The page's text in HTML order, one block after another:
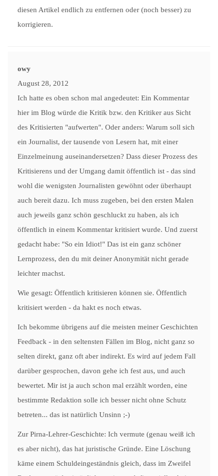
diesen Artikel endlich zu entfernen oder (noch besser) zu
korrigieren.
owy
August 28, 2012
Ich hatte es oben schon mal angedeutet: Ein Kommentar
hier im Blog würde die Kritik bzw. den Kritiker aus Sicht
des Kritisierten "aufwerten". Oder anders: Warum soll sich
ein Journalist, der tausende von Lesern hat, mit einer
Einzelmeinung auseinandersetzen? Dass dieser Prozess des
Kritisierens und der Umgang damit öffentlich ist - das sind
wohl die wenigsten Journalisten gewöhnt oder überhaupt
auch bereit dazu. Ich muss zugeben, bei den ersten Malen
auch jeweils ganz schön geschluckt zu haben, als ich
öffentlich in einem Kommentar kritisiert wurde. Und zuerst
gedacht habe: "So ein Idiot!" Das ist ein ganz schöner
Lernprozess, den du mit deiner Anonymität nicht gerade
leichter machst.
Wie gesagt: Öffentlich kritisieren können sie. Öffentlich
kritisiert werden - da hakt es noch etwas.
Ich bekomme übrigens auf die meisten meiner Geschichten
Feedback - in den seltensten Fällen im Blog, nicht ganz so
selten direkt, ganz oft aber indirekt. Es wird auf jedem Fall
darüber gesprochen, davon gehe ich fest aus, und auch
bewertet. Mir ist ja auch schon mal erzählt worden, eine
bestimmte Redaktion solle ich besser nicht ohne Schutz
betreten... das ist natürlich Unsinn ;-)
Zur Pirna-Lehrer-Geschichte: Ich vermute (genau weiß ich
es aber nicht), das hat juristische Gründe. Eine Löschung
käme einem Schuldeingeständnis gleich, dass im Zweifel